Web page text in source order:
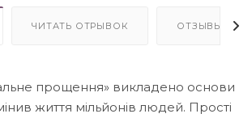
ЧИТАТЬ ОТРЫВОК ОТЗЫВЫ
прощення» викладено основи
життя мільйонів людей. Прості